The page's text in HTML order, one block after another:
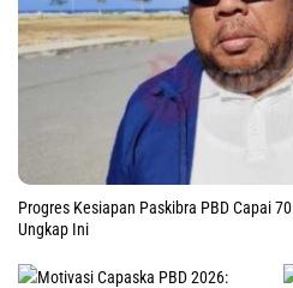
Progres Kesiapan Paskibra PBD Capai
Ungkap Ini